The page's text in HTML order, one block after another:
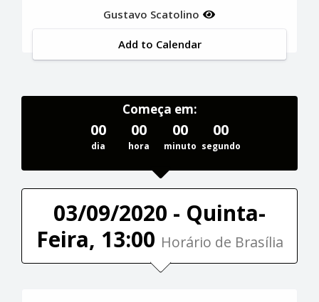
Gustavo Scatolino
Add to Calendar
Começa em:
00
dia
00
hora
00
minuto
00
segundo
03/09/2020 - Quinta-
Feira, 13:00 Horário de Brasília